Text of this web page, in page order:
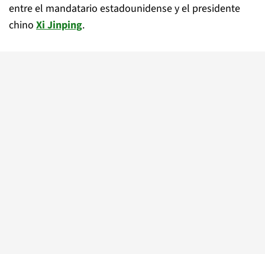
entre el mandatario estadounidense y el presidente
chino Xi Jinping.